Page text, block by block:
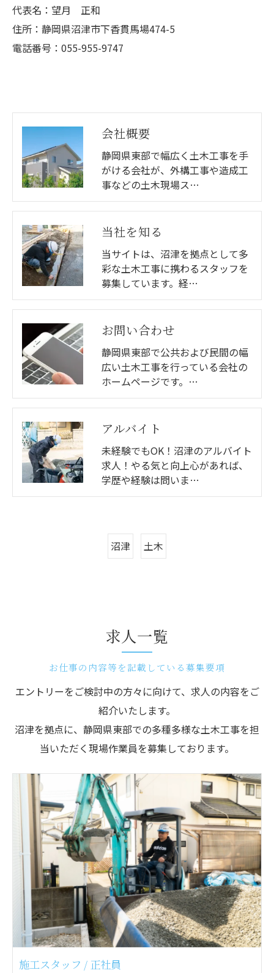
代表名：望月 正和
住所：静岡県沼津市下香貫馬場474-5
電話番号：055-955-9747
会社概要
静岡県東部で幅広く土木工事を手
がける会社が、外構工事や造成工
事などの土木現場ス…
当社を知る
当サイトは、沼津を拠点として多
彩な土木工事に携わるスタッフを
募集しています。経…
お問い合わせ
静岡県東部で公共および民間の幅
広い土木工事を行っている会社の
ホームページです。…
アルバイト
未経験でもOK！沼津のアルバイト
求人！やる気と向上心があれば、
学歴や経験は問いま…
沼津 土木
求人一覧
お仕事の内容等を記載している募集要項
エントリーをご検討中の方々に向けて、求人の内容をご
紹介いたします。
沼津を拠点に、静岡県東部での多種多様な土木工事を担
当いただく現場作業員を募集しております。
施工スタッフ / 正社員